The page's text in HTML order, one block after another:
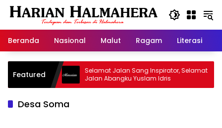
Langsung
Beranda
Nasional Malut Ragam Literasi
Featured
Warisan
Selamat Jalan Sang Inspirator, Selamat
Jalan Abangku Yuslam Idris
Desa Soma